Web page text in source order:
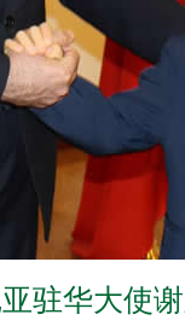
驻华大使